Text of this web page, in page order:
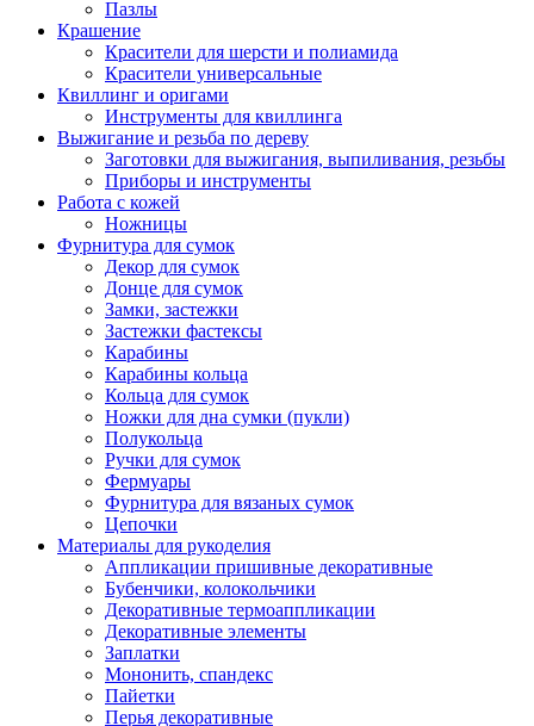
Пазлы
Крашение
Красители для шерсти и полиамида
Красители универсальные
Квиллинг и оригами
Инструменты для квиллинга
Выжигание и резьба по дереву
Заготовки для выжигания, выпиливания, резьбы
Приборы и инструменты
Работа с кожей
Ножницы
Фурнитура для сумок
Декор для сумок
Донце для сумок
Замки, застежки
Застежки фастексы
Карабины
Карабины кольца
Кольца для сумок
Ножки для дна сумки (пукли)
Полукольца
Ручки для сумок
Фермуары
Фурнитура для вязаных сумок
Цепочки
Материалы для рукоделия
Аппликации пришивные декоративные
Бубенчики, колокольчики
Декоративные термоаппликации
Декоративные элементы
Заплатки
Мононить, спандекс
Пайетки
Перья декоративные